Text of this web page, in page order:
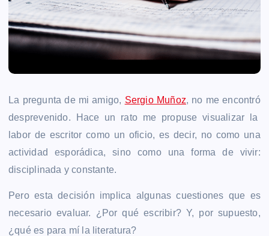
La pregunta de mi amigo, Sergio Muñoz, no meencontró
desprevenido. Hace un rato me propuse visualizar la
labor de escritor como un oficio, es decir, no como una
actividad esporádica, sino como una forma de vivir:
disciplinada y constante.
Pero esta decisión implica algunas cuestiones que es
necesario evaluar. ¿Por qué escribir? Y, por supuesto,
¿qué es para mí la literatura?